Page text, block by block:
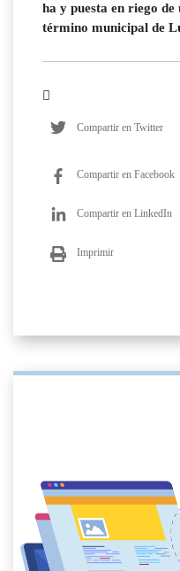
ha y puesta en riego
término municipal de
Compartir en Twitter
Compartir en Facebook
Compartir en LinkedIn
Imprimir